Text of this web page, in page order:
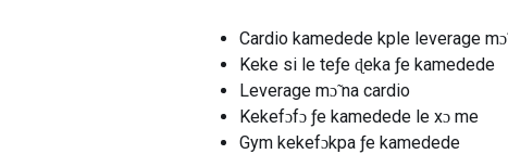
Cardio kamedede kple leverage mɔ̃
Keke si le teƒe ɖeka ƒe kamedede
Leverage mɔ̃ na cardio
Kekefɔfɔ ƒe kamedede le xɔ me
Gym kekefɔkpa ƒe kamedede